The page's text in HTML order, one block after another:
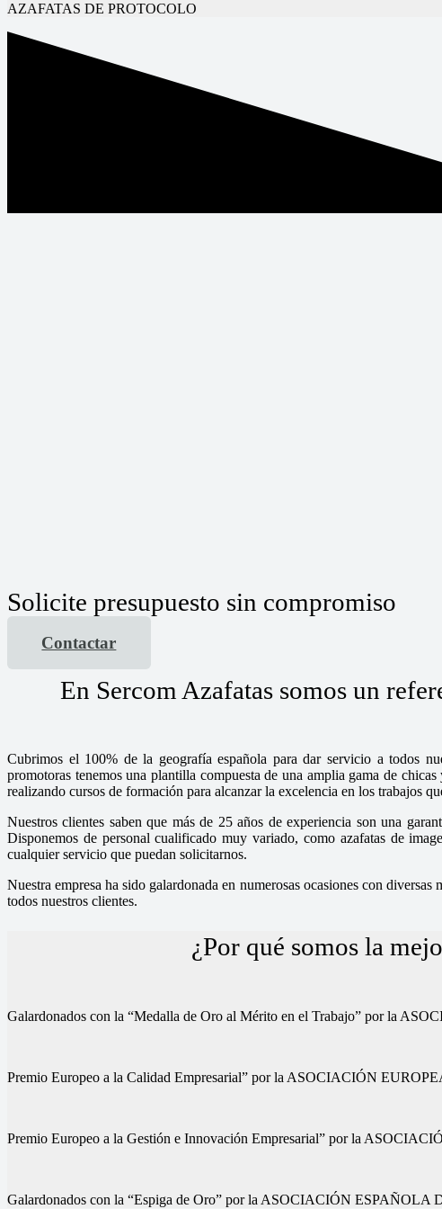
AZAFATAS DE PROTOCOLO
Solicite presupuesto sin compromiso
Contactar
En Sercom Azafatas somos un
Cubrimos el 100% de la geografía española para dar servicio a todos
promotoras tenemos una plantilla compuesta de una amplia gama de
realizando cursos de formación para alcanzar la excelencia en los trabajos
Nuestros clientes saben que más de 25 años de experiencia son una
Disponemos de personal cualificado muy variado, como azafatas de
cualquier servicio que puedan solicitarnos.
Nuestra empresa ha sido galardonada en numerosas ocasiones con
todos nuestros clientes.
¿Por qué somos la
Galardonados con la “Medalla de Oro al Mérito en el Trabajo” por la
Premio Europeo a la Calidad Empresarial” por la ASOCIACIÓN
Premio Europeo a la Gestión e Innovación Empresarial” por la
Galardonados con la “Espiga de Oro” por la ASOCIACIÓN